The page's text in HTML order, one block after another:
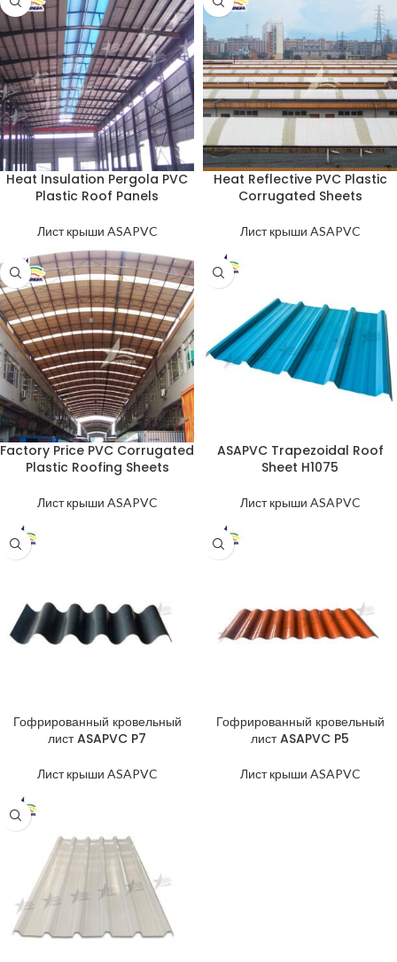
Heat Insulation Pergola PVC
Plastic Roof Panels
Лист крыши ASAPVC
Heat Reflective PVC Plastic
Corrugated Sheets
Лист крыши ASAPVC
Factory Price PVC Corrugated
Plastic Roofing Sheets
Лист крыши ASAPVC
ASAPVC Trapezoidal Roof
Sheet H1075
Лист крыши ASAPVC
Гофрированный кровельный
лист ASAPVC P7
Лист крыши ASAPVC
Гофрированный кровельный
лист ASAPVC P5
Лист крыши ASAPVC